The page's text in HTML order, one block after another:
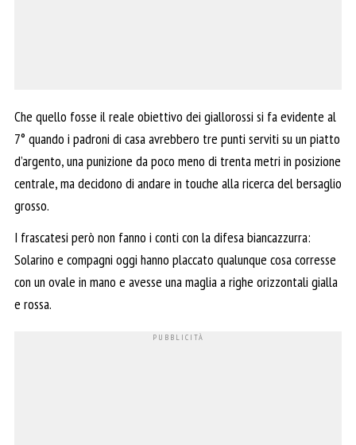
Che quello fosse il reale obiettivo dei giallorossi si fa evidente al
7° quando i padroni di casa avrebbero tre punti serviti su un piatto
d’argento, una punizione da poco meno di trenta metri in posizione
centrale, ma decidono di andare in touche alla ricerca del bersaglio
grosso.
I frascatesi però non fanno i conti con la difesa biancazzurra:
Solarino e compagni oggi hanno placcato qualunque cosa corresse
con un ovale in mano e avesse una maglia a righe orizzontali gialla
e rossa.